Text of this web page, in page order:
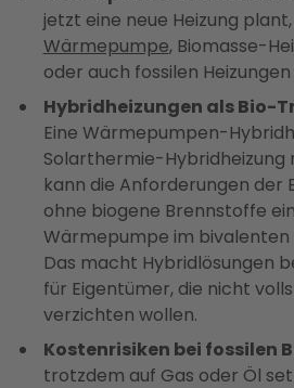
jetzt eine neue Heizung
Wärmepumpe, Biomasse-
oder auch fossilen
Hybridheizungen als Bio-
Eine Wärmepumpen-
Solarthermie-Hybridheizung
kann die Anforderungen der
ohne biogene Brennstoffe
Wärmepumpe im
Das macht Hybridlösungen
für Eigentümer, die nicht
verzichten wollen.
Kostenrisiken bei fossilen
trotzdem auf Gas oder Öl